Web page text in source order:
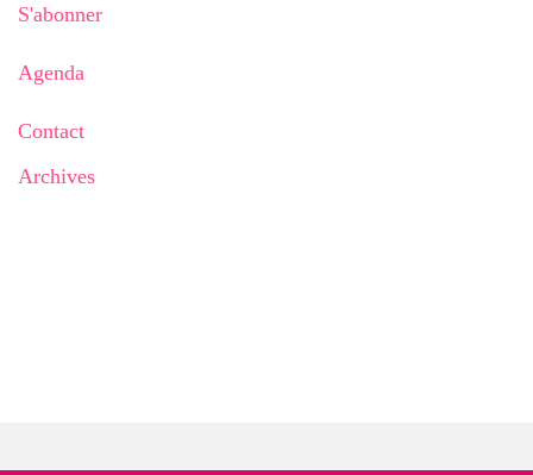
S'abonner
Agenda
Contact
Archives